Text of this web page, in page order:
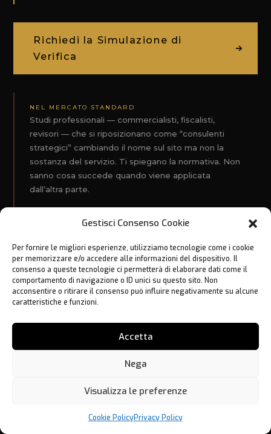
Gestisci Consenso Cookie
Per fornire le migliori esperienze, utilizziamo tecnologie come i cookie
per memorizzare e/o accedere alle informazioni del dispositivo. Il
consenso a queste tecnologie ci permetterà di elaborare dati come il
comportamento di navigazione o ID unici su questo sito. Non
acconsentire o ritirare il consenso può influire negativamente su alcune
caratteristiche e funzioni.
Accetta
Nega
Visualizza le preferenze
Cookie PolicyPrivacy Policy
Richiedi la Simulazione di
Verifica
NEL MERCATO STANDARD
Studi professionali — commercialisti, fiscalisti,
revisori — che si riposizionano come “consulenti
strategici” cambiando il nome sul sito ma non la
sostanza del servizio. Ti spiegano la normativa. Non
sanno cosa succede quando viene applicata
dall’altra parte.
BCFORMULA®
dall’interno. Avvocati tributaristi che gestiscono il
contenzioso. Un’imprenditrice che ha attraversato
verifica, crisi societaria e ricostruzione. Competenze
che non si acquistano — si vivono.
Un consulente tradizionale ti prepara la
documentazione. Il team BCFormula® simula
l’accesso, forma il personale, predispone il
dall’inizio. Non quando è già successo — prima.
Hai bisogno di aiuto?